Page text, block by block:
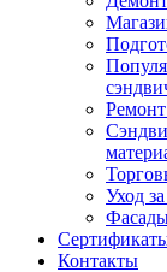
Уход
Контакты